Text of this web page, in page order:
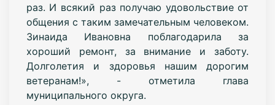
раз. И всякий раз получаю удовольствие от
общения с таким замечательным человеком.
Зинаида Ивановна поблагодарила за
хороший ремонт, за внимание и заботу.
Долголетия и здоровья нашим дорогим
ветеранам!», - отметила глава
муниципального округа.